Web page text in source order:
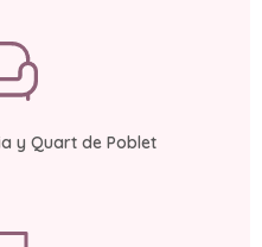
y Quart de Poblet